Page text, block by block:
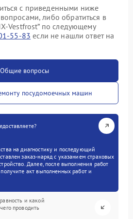
с приведенными ниже
либо обратиться в
Vestfrost” по следующему
55-83 если не нашли ответ на
Общие вопросы
посудомоечных машин
на диагностику и последующий
заказ-наряд с указанием страховых
Далее, после выполнения работ
акт выполненных работ и
и какой
проводить